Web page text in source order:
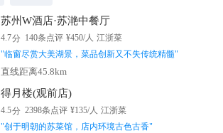
苏州W酒店·苏滟中餐厅
4.7分 140条点评 ¥450/人 江浙菜
"临窗尽赏大美湖景，菜品创新又不失传统精髓"
直线距离45.8km
得月楼(观前店)
4.5分 2398条点评 ¥135/人 江浙菜
"创于明朝的苏菜馆，店内环境古色古香"